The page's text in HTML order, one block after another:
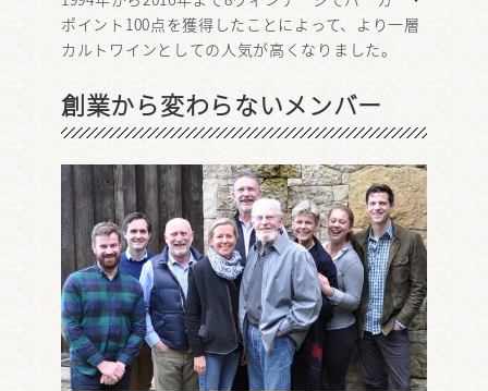
ポイント100点を獲得したことによって、より一層
カルトワインとしての人気が高くなりました。
創業から変わらないメンバー